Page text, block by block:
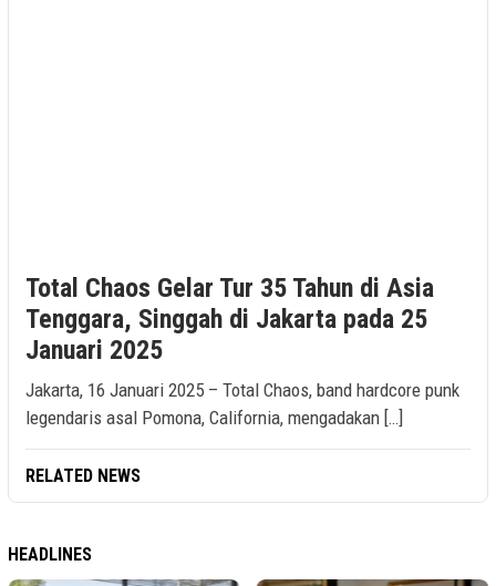
Total Chaos Gelar Tur 35 Tahun di Asia
Tenggara, Singgah di Jakarta pada 25
Januari 2025
Jakarta, 16 Januari 2025 – Total Chaos, band hardcore punk
legendaris asal Pomona, California, mengadakan […]
RELATED NEWS
HEADLINES